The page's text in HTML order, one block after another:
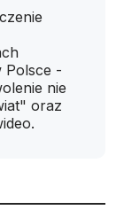
Polsce -
nie
oraz